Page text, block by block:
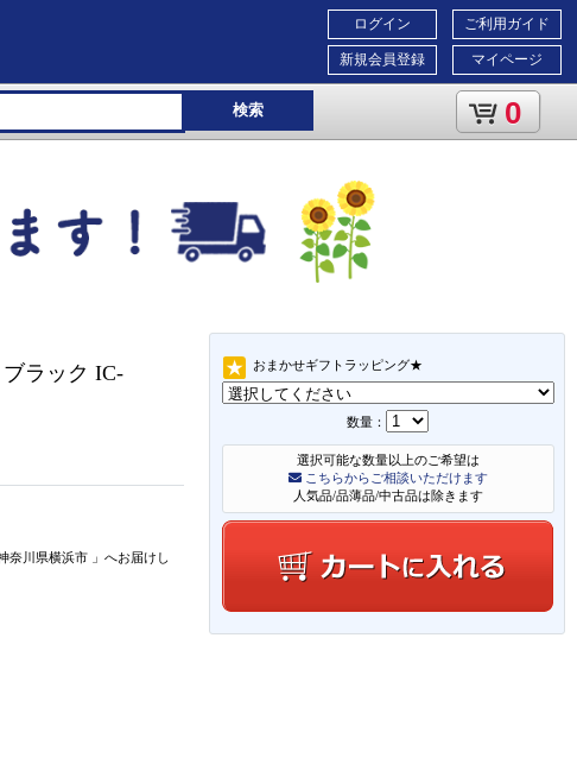
ご利用ガイド
マイページ
ログイン
新規会員登録
検索 0
おまかせギフトラッピング★
数量：
選択可能な数量以上のご希望は
こちらからご相談いただけます
人気品/品薄品/中古品は除きます
ラック IC-
奈川県横浜市 」 へお届けし